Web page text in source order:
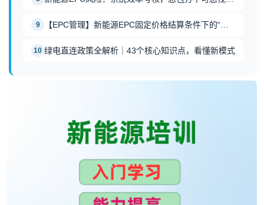
9 【EPC管理】新能源EPC固定价格结算条件下的“清单陷阱"
10 绿电直连政策全解析｜43个核心知识点，看懂新模式